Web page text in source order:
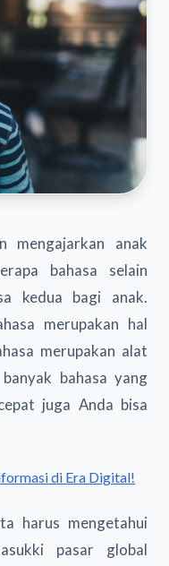
mengajarkan anak
bahasa selain
kedua bagi anak.
merupakan hal
merupakan alat
bahasa yang
juga Anda bisa
di Era Digital!
harus mengetahui
pasar global